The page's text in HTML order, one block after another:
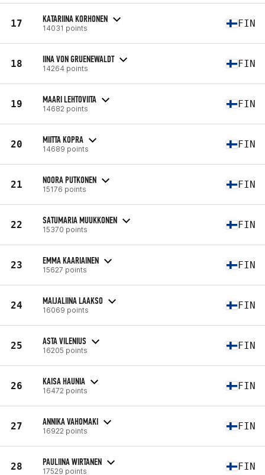
17 KATARIINA KORHONEN
14031 points FIN
18 IINA VON GRUENEWALDT
14264 points FIN
19 MAARI LEHTOVIITA
14682 points FIN
20 MIITTA KOPRA
14689 points FIN
21 NOORA PUTKONEN
15176 points FIN
22 SATUMARIA MUUKKONEN
15370 points FIN
23 EMMA KAARIAINEN
15627 points FIN
24 MAIJALIINA LAAKSO
16069 points FIN
25 ASTA VILENIUS
16205 points FIN
26 KAISA HAUNIA
16472 points FIN
27 ANNIKA VAHOMAKI
16922 points FIN
28 PAULIINA WIRTANEN
17529 points FIN